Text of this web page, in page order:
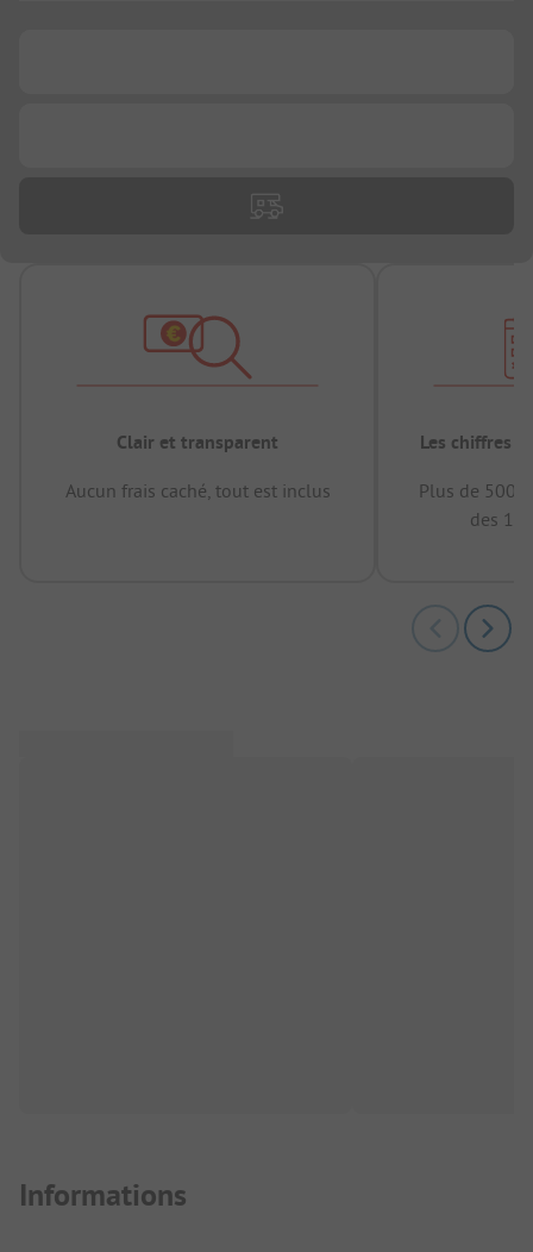
Clair et transparent
Aucun frais caché, tout est inclus
Les chiffres
Plus de
des 12
Informations